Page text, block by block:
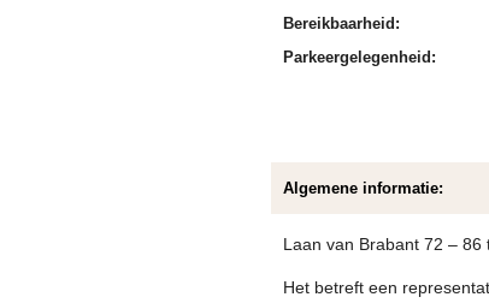
Bereikbaarheid:
Parkeergelegenheid:
Algemene informatie:
Laan van Brabant 72 – 86
Het betreft een